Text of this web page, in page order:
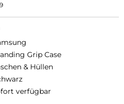
Grip Case
& Hüllen
verfügbar